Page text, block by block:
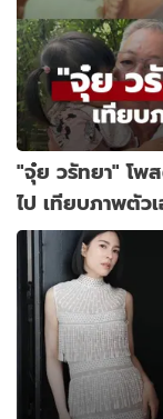
"จุ๋ย วรัทยา" โพสต์
ไป เทียบภาพตัว